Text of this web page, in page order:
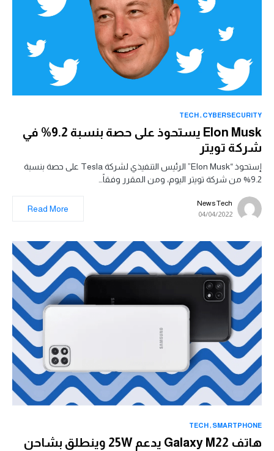
CYBERSECURITY
TECH
Elon Musk يستحوذ على حصة بنسبة 9.2% في
شركة تويتر
إستحوذ “Elon Musk” الرئيس التنفيذي لشركة Tesla على حصة بنسبة
9.2% من شركة تويتر اليوم، ومن المقرر وفقاً…
News Tech
04/04/2022
Read More
SMARTPHONE
TECH
هاتف Galaxy M22 يدعم 25W وينطلق بشاحن